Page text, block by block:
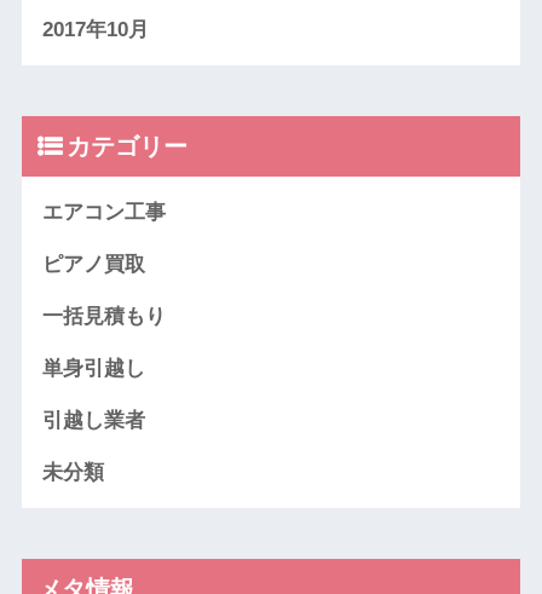
2017年10月
カテゴリー
エアコン工事
ピアノ買取
一括見積もり
単身引越し
引越し業者
未分類